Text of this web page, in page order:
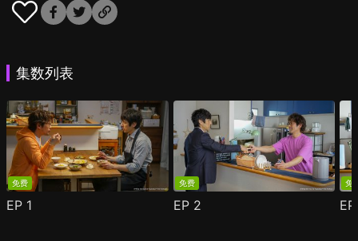
集数列表
免费
EP 1
免费
EP 2
免